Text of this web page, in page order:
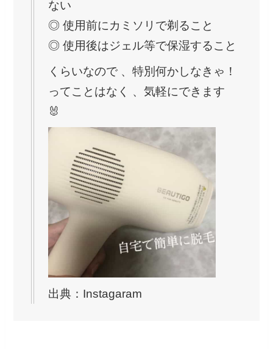
ない
◎ 使用前にカミソリで剃ること
◎ 使用後はジェル等で保湿すること
くらいなので 、特別何かしなきゃ！
ってことはなく 、気軽にできます
🐰
出典：Instagaram